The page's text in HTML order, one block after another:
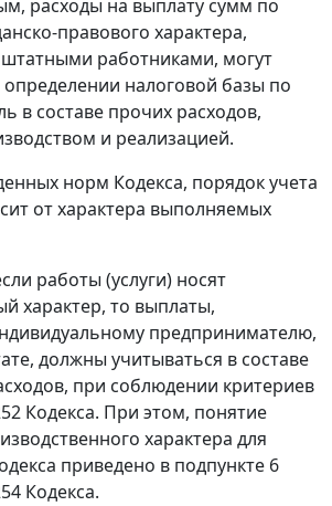
расходы на выплату сумм по
правового характера,
работниками, могут
налоговой базы по
в составе прочих расходов,
и реализацией.
норм Кодекса, порядок учета
от характера выполняемых
работы (услуги) носят
характер, то выплаты,
предпринимателю,
должны учитываться в составе
при соблюдении критериев
Кодекса. При этом, понятие
характера для
приведено в подпункте 6
Кодекса.